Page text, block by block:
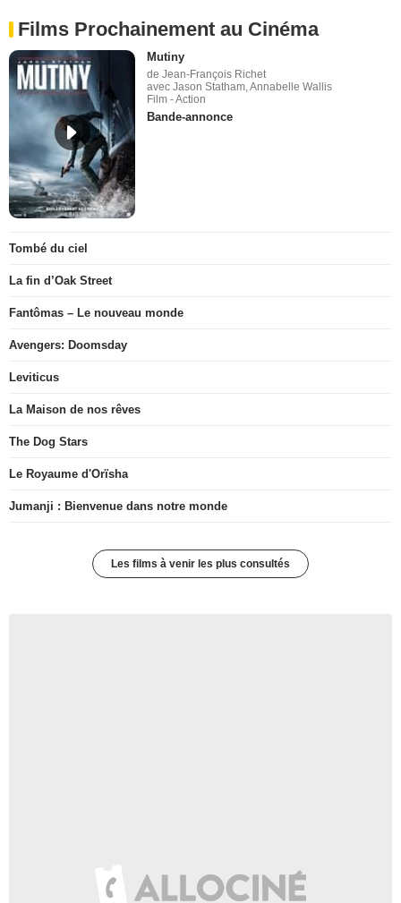
Films Prochainement au Cinéma
Mutiny
de Jean-François Richet
avec Jason Statham, Annabelle Wallis
Film - Action
Bande-annonce
Tombé du ciel
La fin d’Oak Street
Fantômas – Le nouveau monde
Avengers: Doomsday
Leviticus
La Maison de nos rêves
The Dog Stars
Le Royaume d'Orïsha
Jumanji : Bienvenue dans notre monde
Les films à venir les plus consultés